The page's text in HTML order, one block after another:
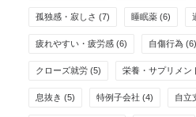
孤独感・寂しさ (7) 睡眠薬 (6)
疲れやすい・疲労感 (6) 自傷行為 (6)
クローズ就労 (5) 栄養・サプリメン
息抜き (5) 特例子会社 (4) 自立